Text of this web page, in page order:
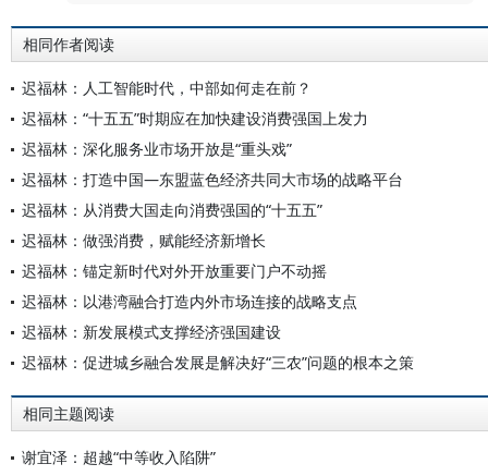
相同作者阅读
迟福林：人工智能时代，中部如何走在前？
迟福林：“十五五”时期应在加快建设消费强国上发力
迟福林：深化服务业市场开放是“重头戏”
迟福林：打造中国—东盟蓝色经济共同大市场的战略平台
迟福林：从消费大国走向消费强国的“十五五”
迟福林：做强消费，赋能经济新增长
迟福林：锚定新时代对外开放重要门户不动摇
迟福林：以港湾融合打造内外市场连接的战略支点
迟福林：新发展模式支撑经济强国建设
迟福林：促进城乡融合发展是解决好“三农”问题的根本之策
相同主题阅读
谢宜泽：超越“中等收入陷阱”